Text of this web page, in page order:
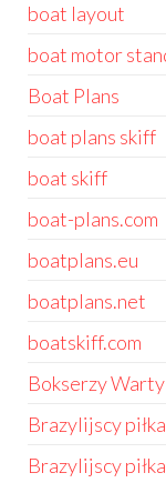
boat layout
boat motor
Boat Plans
boat plans skiff
boat skiff
boat-plans.com
boatplans.eu
boatplans.net
boatskiff.com
Bokserzy
Brazylijscy
Brazylijscy